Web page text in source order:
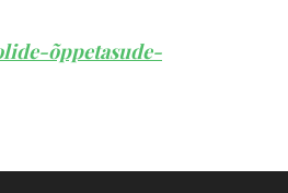
õppetasude-